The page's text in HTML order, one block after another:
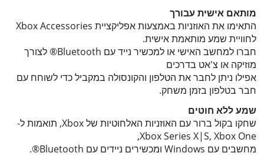
מותאם אישית עבורך
התאימו את האוזניות באמצעות אפליקציית Xbox Accessories
לחוויית שמע מותאמת אישית.
חברו למחשב האישי או למכשיר נייד עם Bluetooth® לצורך
מוזיקה או צ'אט בדרכים
אפילו ניתן לחבר את הטלפון והקונסולה במקביל כדי לשוחח עם
חבר בטלפון בזמן משחק.
שמע ללא חוטים
שחקו בקול ברור עם האוזניות האלחוטיות של Xbox, תואמות ל-
Xbox Series X|S, Xbox One,
מחשבים עם Windows ומכשירים ניידים עם Bluetooth®.